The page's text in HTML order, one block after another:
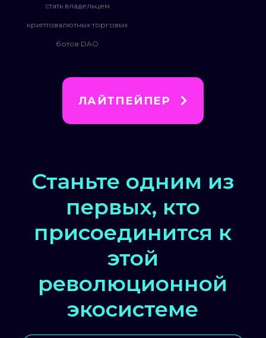
стать владельцем
криптовалютных торговых
ботов DAO
ЛАЙТПЕЙПЕР
Станьте одним из
первых, кто
присоединится к
этой
революционной
экосистеме